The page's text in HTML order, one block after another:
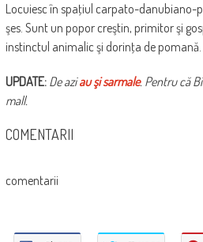
Locuiesc în spaţiul carpato-danubiano-
şes. Sunt un popor creştin, primitor şi
instinctul animalic şi dorinţa de pomană.
UPDATE: De aziau şi sarmale. Pentru că
mall.
COMENTARII
comentarii